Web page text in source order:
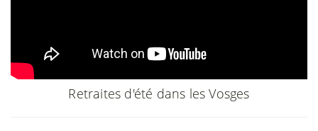
Retraites d'été dans les Vosges